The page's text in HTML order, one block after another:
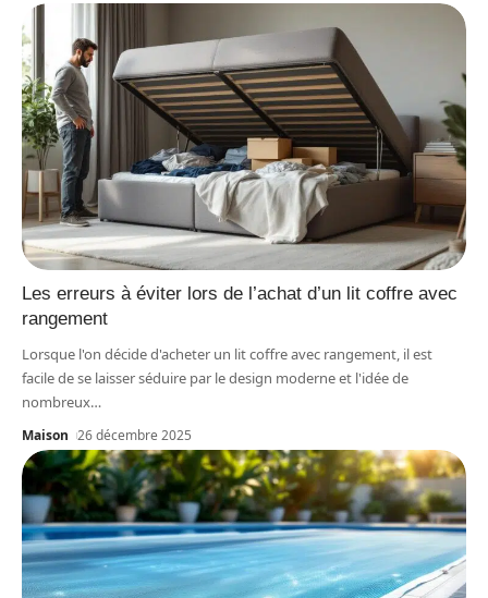
Les erreurs à éviter lors de l’achat d’un lit coffre avec
rangement
Lorsque l'on décide d'acheter un lit coffre avec rangement, il est
facile de se laisser séduire par le design moderne et l'idée de
nombreux…
Maison 26 décembre 2025